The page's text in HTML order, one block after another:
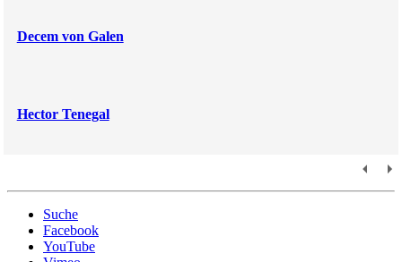
Decem von Galen
Hector Tenegal
Suche
Facebook
YouTube